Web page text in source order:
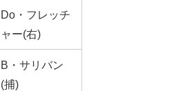
Do・フレッチ
ャー(右)
B・サリバン
(捕)